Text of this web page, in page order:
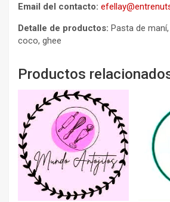
Email del contacto:
Detalle de productos: Pasta de
coco, ghee
Productos